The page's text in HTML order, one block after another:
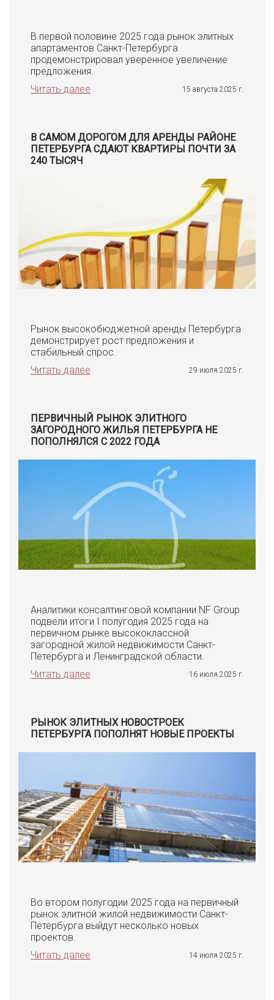
В первой половине 2025 года рынок элитных
апартаментов Санкт-Петербурга
продемонстрировал уверенное увеличение
предложения.
Читать далее
15 августа 2025 г.
В САМОМ ДОРОГОМ ДЛЯ АРЕНДЫ РАЙОНЕ
ПЕТЕРБУРГА СДАЮТ КВАРТИРЫ ПОЧТИ ЗА
240 ТЫСЯЧ
Рынок высокобюджетной аренды Петербурга
демонстрирует рост предложения и
стабильный спрос.
Читать далее
29 июля 2025 г.
ПЕРВИЧНЫЙ РЫНОК ЭЛИТНОГО
ЗАГОРОДНОГО ЖИЛЬЯ ПЕТЕРБУРГА НЕ
ПОПОЛНЯЛСЯ С 2022 ГОДА
Аналитики консалтинговой компании NF Group
подвели итоги I полугодия 2025 года на
первичном рынке высококлассной
загородной жилой недвижимости Санкт-
Петербурга и Ленинградской области.
Читать далее
16 июля 2025 г.
РЫНОК ЭЛИТНЫХ НОВОСТРОЕК
ПЕТЕРБУРГА ПОПОЛНЯТ НОВЫЕ ПРОЕКТЫ
Во втором полугодии 2025 года на первичный
рынок элитной жилой недвижимости Санкт-
Петербурга выйдут несколько новых
проектов.
Читать далее
14 июля 2025 г.